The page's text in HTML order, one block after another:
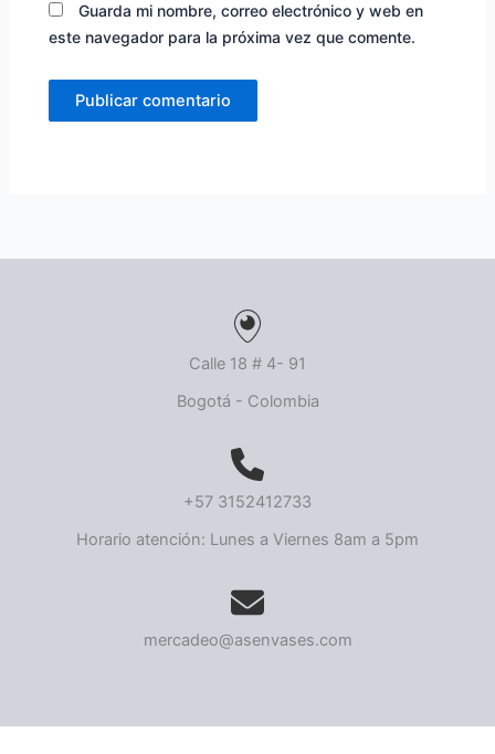
Guarda mi nombre, correo electrónico y web en
este navegador para la próxima vez que comente.
Calle 18 # 4- 91
Bogotá - Colombia
+57 3152412733
Horario atención: Lunes a Viernes 8am a 5pm
mercadeo@asenvases.com